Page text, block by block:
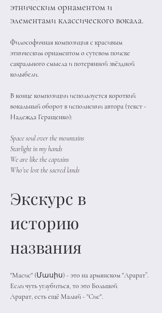
этническим орнаментом и
элементами классического вокала.
Философичная композиция с красивым
этническим орнаментом о сутевом поиске
сакрального смысла и потерянной звёздной
колыбели.
В конце композиции используется короткий
вокальный оборот в исполнении автора (текст -
Надежда Геращенко):
Space soul over the mountains
Starlight in my hands
We are like the captains
Who’ve lost the sacred lands
Экскурс в
историю
названия
"Масис" (Մասիս) - это на армянском "Арарат”.
Если чуть углубиться, то это Большой
Арарат, есть ещё Малый - "Сис".